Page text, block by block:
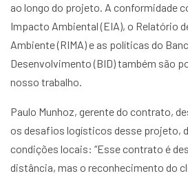
ao longo do projeto. A conformidade
Impacto Ambiental (EIA), o Relatório
Ambiente (RIMA) e as políticas do
Desenvolvimento (BID) também são
nosso trabalho.
Paulo Munhoz, gerente do contrato,
os desafios logísticos desse projeto,
condições locais: “Esse contrato é
distância, mas o reconhecimento do